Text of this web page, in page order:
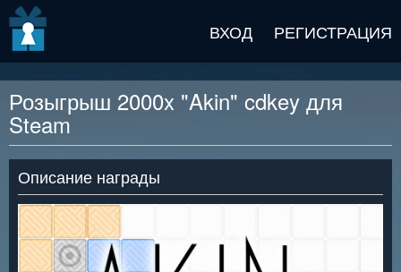
ВХОД РЕГИСТРАЦИЯ
Розыгрыш 2000x "Akin" cdkey для
Steam
Описание награды